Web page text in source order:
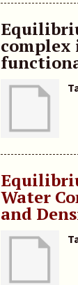
complex
Water
and